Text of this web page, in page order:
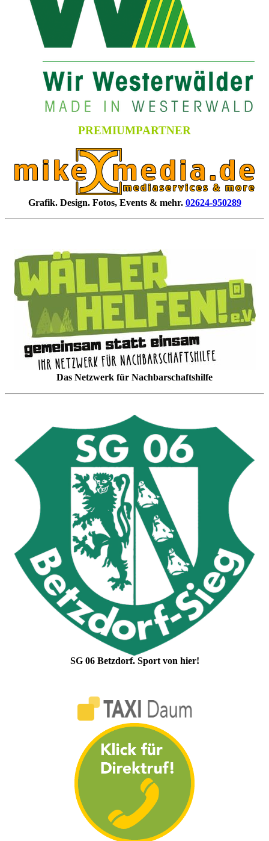
PREMIUMPARTNER
Grafik. Design. Fotos, Events & mehr. 02624-950289
Das Netzwerk für Nachbarschaftshilfe
SG 06 Betzdorf. Sport von hier!